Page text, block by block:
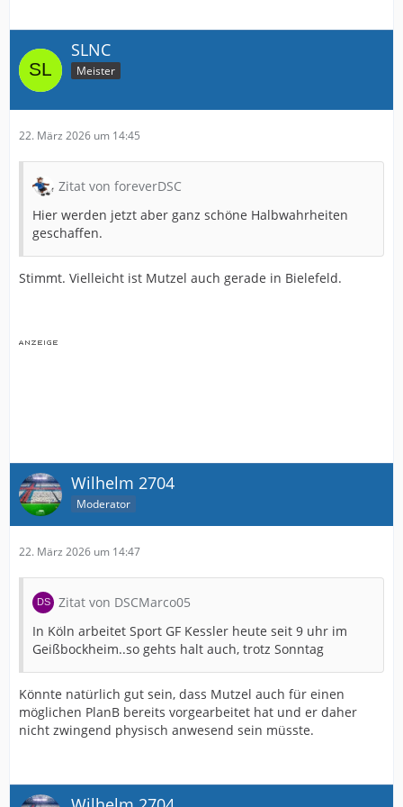
SLNC
Meister
22. März 2026 um 14:45
Zitat von foreverDSC
Hier werden jetzt aber ganz schöne Halbwahrheiten
geschaffen.
Stimmt. Vielleicht ist Mutzel auch gerade in Bielefeld.
Wilhelm 2704
Moderator
22. März 2026 um 14:47
Zitat von DSCMarco05
In Köln arbeitet Sport GF Kessler heute seit 9 uhr im
Geißbockheim..so gehts halt auch, trotz Sonntag
Könnte natürlich gut sein, dass Mutzel auch für einen
möglichen PlanB bereits vorgearbeitet hat und er daher
nicht zwingend physisch anwesend sein müsste.